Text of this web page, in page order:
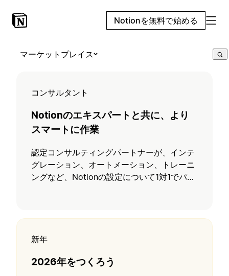
Notionを無料で始める
マーケットプレイス
コンサルタント
Notionのエキスパートと共に、より
スマートに作業
認定コンサルティングパートナーが、インテ
グレーション、オートメーション、トレーニ
ングなど、Notionの設定について1対1でパー
新年
2026年をつくろう